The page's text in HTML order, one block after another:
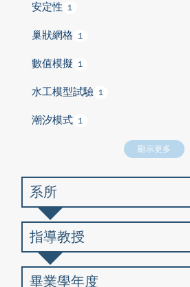
安定性 1
巢狀網格 1
數值模擬 1
水工模型試驗 1
潮汐模式 1
顯示更多
系所
指導教授
畢業學年度